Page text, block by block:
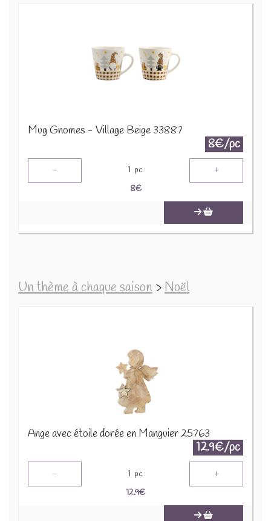
Mug Gnomes - Village Beige 33887
8€/pc
- 1 pc +
8€
Un thème à chaque saison >Noël
Ange avec étoile dorée en Manguier 25763
12.9€/pc
- 1 pc +
12.9€